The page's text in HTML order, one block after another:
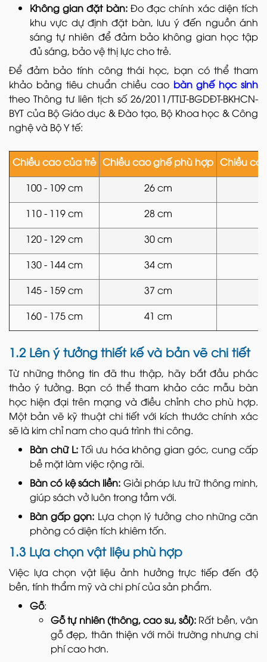
Không gian đặt bàn: Đo đạc chính xác diện tích
khu vực dự định đặt bàn, lưu ý đến nguồn ánh
sáng tự nhiên để đảm bảo không gian học tập
đủ sáng, bảo vệ thị lực cho trẻ.
Để đảm bảo tính công thái học, bạn có thể tham
khảo bảng tiêu chuẩn chiều cao bàn ghế học sinh
theo Thông tư liên tịch số 26/2011/TTLT-BGDĐT-BKHCN-
BYT của Bộ Giáo dục & Đào tạo, Bộ Khoa học & Công
nghệ và Bộ Y tế:
Chiều cao của trẻ Chiều cao ghế phù hợp Chiều
100 - 109 cm
26 cm
110 - 119 cm
28 cm
120 - 129 cm
30 cm
130 - 144 cm
34 cm
145 - 159 cm
37 cm
160 - 175 cm
41 cm
1.2 Lên ý tưởng thiết kế và bản vẽ chi tiết
Từ những thông tin đã thu thập, hãy bắt đầu phác
thảo ý tưởng. Bạn có thể tham khảo các mẫu bàn
học hiện đại trên mạng và điều chỉnh cho phù hợp.
Một bản vẽ kỹ thuật chi tiết với kích thước chính xác
sẽ là kim chỉ nam cho quá trình thi công.
Bàn chữ L: Tối ưu hóa không gian góc, cung cấp
bề mặt làm việc rộng rãi.
Bàn có kệ sách liền: Giải pháp lưu trữ thông minh,
giúp sách vở luôn trong tầm với.
Bàn gấp gọn: Lựa chọn lý tưởng cho những căn
phòng có diện tích khiêm tốn.
1.3 Lựa chọn vật liệu phù hợp
Việc lựa chọn vật liệu ảnh hưởng trực tiếp đến độ
bền, tính thẩm mỹ và chi phí của sản phẩm.
Gỗ:
Gỗ tự nhiên (thông, cao su, sồi): Rất bền, vân
gỗ đẹp, thân thiện với môi trường nhưng chi
phí cao hơn.